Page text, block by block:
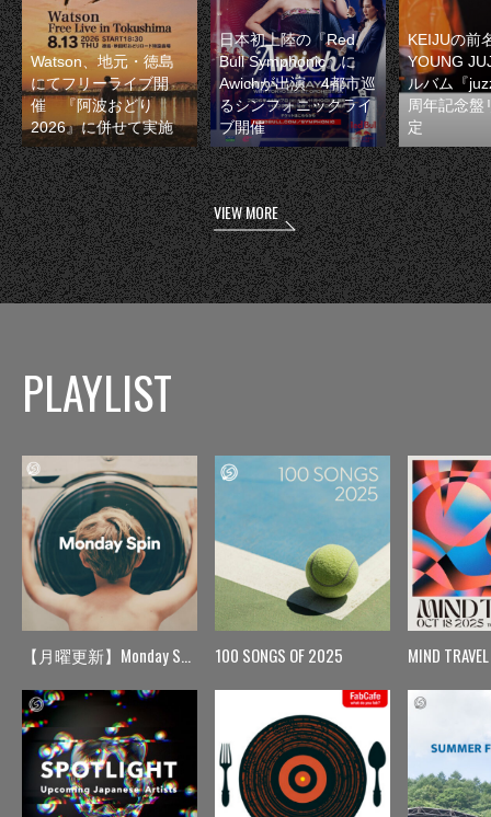
Watson、地元・徳島
にてフリーライブ開
催 『阿波おどり
2026』に併せて実施
日本初上陸の『Red
Bull Symphonic』に
Awichが出演 4都市巡
るシンフォニックライ
ブ開催
KEIJUの前
YOUNG
ルバム『
周年記念盤
定
VIEW MORE
PLAYLIST
【月曜更新】Monday Spin 100 SONGS OF 2025 MIND TRAVEL